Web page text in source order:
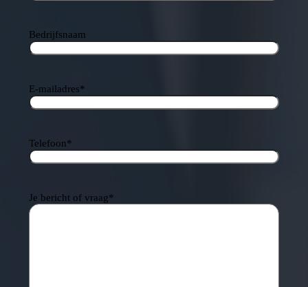
Bedrijfsnaam
E-mailadres*
Telefoon*
Je bericht of vraag*